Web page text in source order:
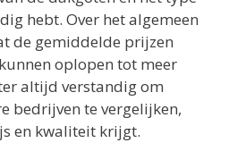
hebt. Over het algemeen
de gemiddelde prijzen
oplopen tot meer
altijd verstandig om
bedrijven te vergelijken,
en kwaliteit krijgt.